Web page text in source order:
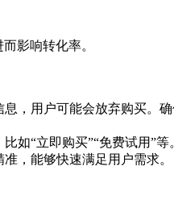
影响转化率。
，用户可能会放弃购买。
如“立即购买”“免费试用”等
，能够快速满足用户需求。